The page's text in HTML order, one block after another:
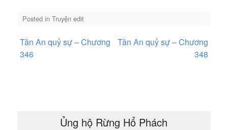
Posted in Truyện edit
Điều
hướng
Tân An quỷ sự – Chương
346
Tân An quỷ sự – Chương
348
Ủng hộ Rừng Hổ Phách